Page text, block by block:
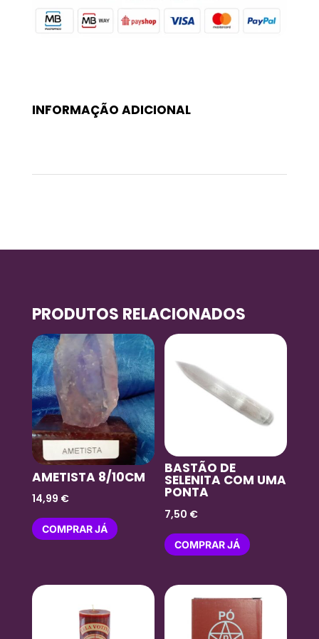
INFORMAÇÃO ADICIONAL
PRODUTOS RELACIONADOS
AMETISTA 8/10CM
14,99 €
COMPRAR JÁ
BASTÃO DE
SELENITA COM UMA
PONTA
7,50 €
COMPRAR JÁ